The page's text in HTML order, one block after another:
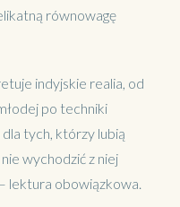
równowagę
indyjskie realia, od
po techniki
tych, którzy lubią
wychodzić z niej
lektura obowiązkowa.